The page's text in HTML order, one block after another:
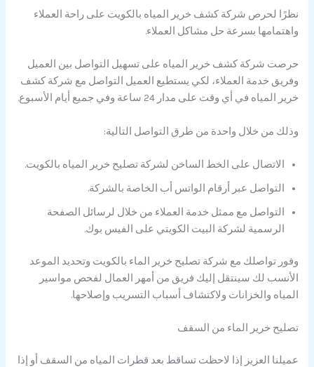
نظرًا لحرص شركة كشف خرير المياه بالكويت على راحة العملاء
واهتمامها بسرعة حل مشاكل العملاء.
حرصت شركة كشف خرير المياه على تسهيل التواصل بين العميل
وفريق خدمة العملاء، لكي يستطيع العميل التواصل مع شركة كشف
خرير المياه في أي وقت على مدار 24 ساعة وفي جميع أيام الأسبوع.
وذلك من خلال واحدة من طرق التواصل التالية:
الاتصال على الخط الساخن لشركة تصليح خرير المياه بالكويت.
التواصل عبر أرقام الواتس أب الخاصة بالشركة.
التواصل مع ممثل خدمة العملاء من خلال لرسائل الصفحة
الرسمية لشركة البيت الكويتي على الفيس بوك.
وفور تواصلك مع شركة تصليح خرير الماء بالكويت وتحديد الموعد
الأنسب لك سينتقل إليك فريق من أمهر العمال لفحص مواسير
المياه والخزانات ولاكتشاف أسباب التسريب وإصلاحها.
تصليح خرير الماء من السقف
عميلنا العزيز إذا لاحظت تساقط بعد قطرات المياه من السقف أو إذا